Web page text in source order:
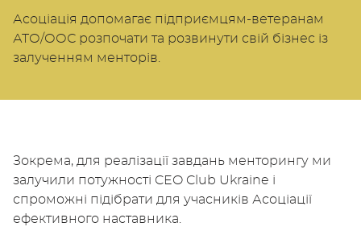
Асоціація допомагає підприємцям-ветеранам
АТО/ООС розпочати та розвинути свій бізнес із
залученням менторів.
Зокрема, для реалізації завдань менторингу ми
залучили потужності CEO Club Ukraine і
спроможні підібрати для учасників Асоціації
ефективного наставника.